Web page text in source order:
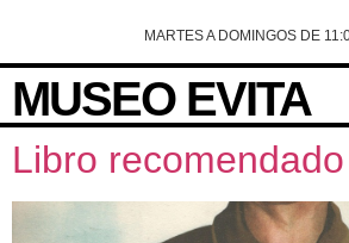
MARTES A DOMINGOS DE
MUSEO EVITA
Libro